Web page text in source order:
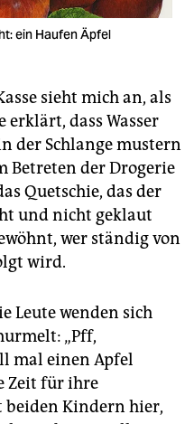
ein Haufen Äpfel
sieht mich an, als
dass Wasser
der Schlange mustern
Betreten der Drogerie
Quetschie, das der
und nicht geklaut
wer ständig von
wird.
Leute wenden sich
„Pff,
mal einen Apfel
Zeit für ihre
Kindern hier,